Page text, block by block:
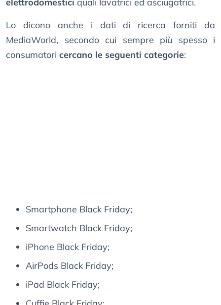
elettrodomestici quali lavatrici ed asciugatrici.
Lo dicono anche i dati di ricerca forniti da
MediaWorld, secondo cui sempre più spesso i
consumatori cercano le seguenti categorie:
Smartphone Black Friday;
Smartwatch Black Friday;
iPhone Black Friday;
AirPods Black Friday;
iPad Black Friday;